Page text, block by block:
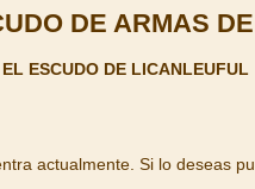
DE ARMAS
ESCUDO DE LICANLEUFUL
actualmente. Si lo deseas